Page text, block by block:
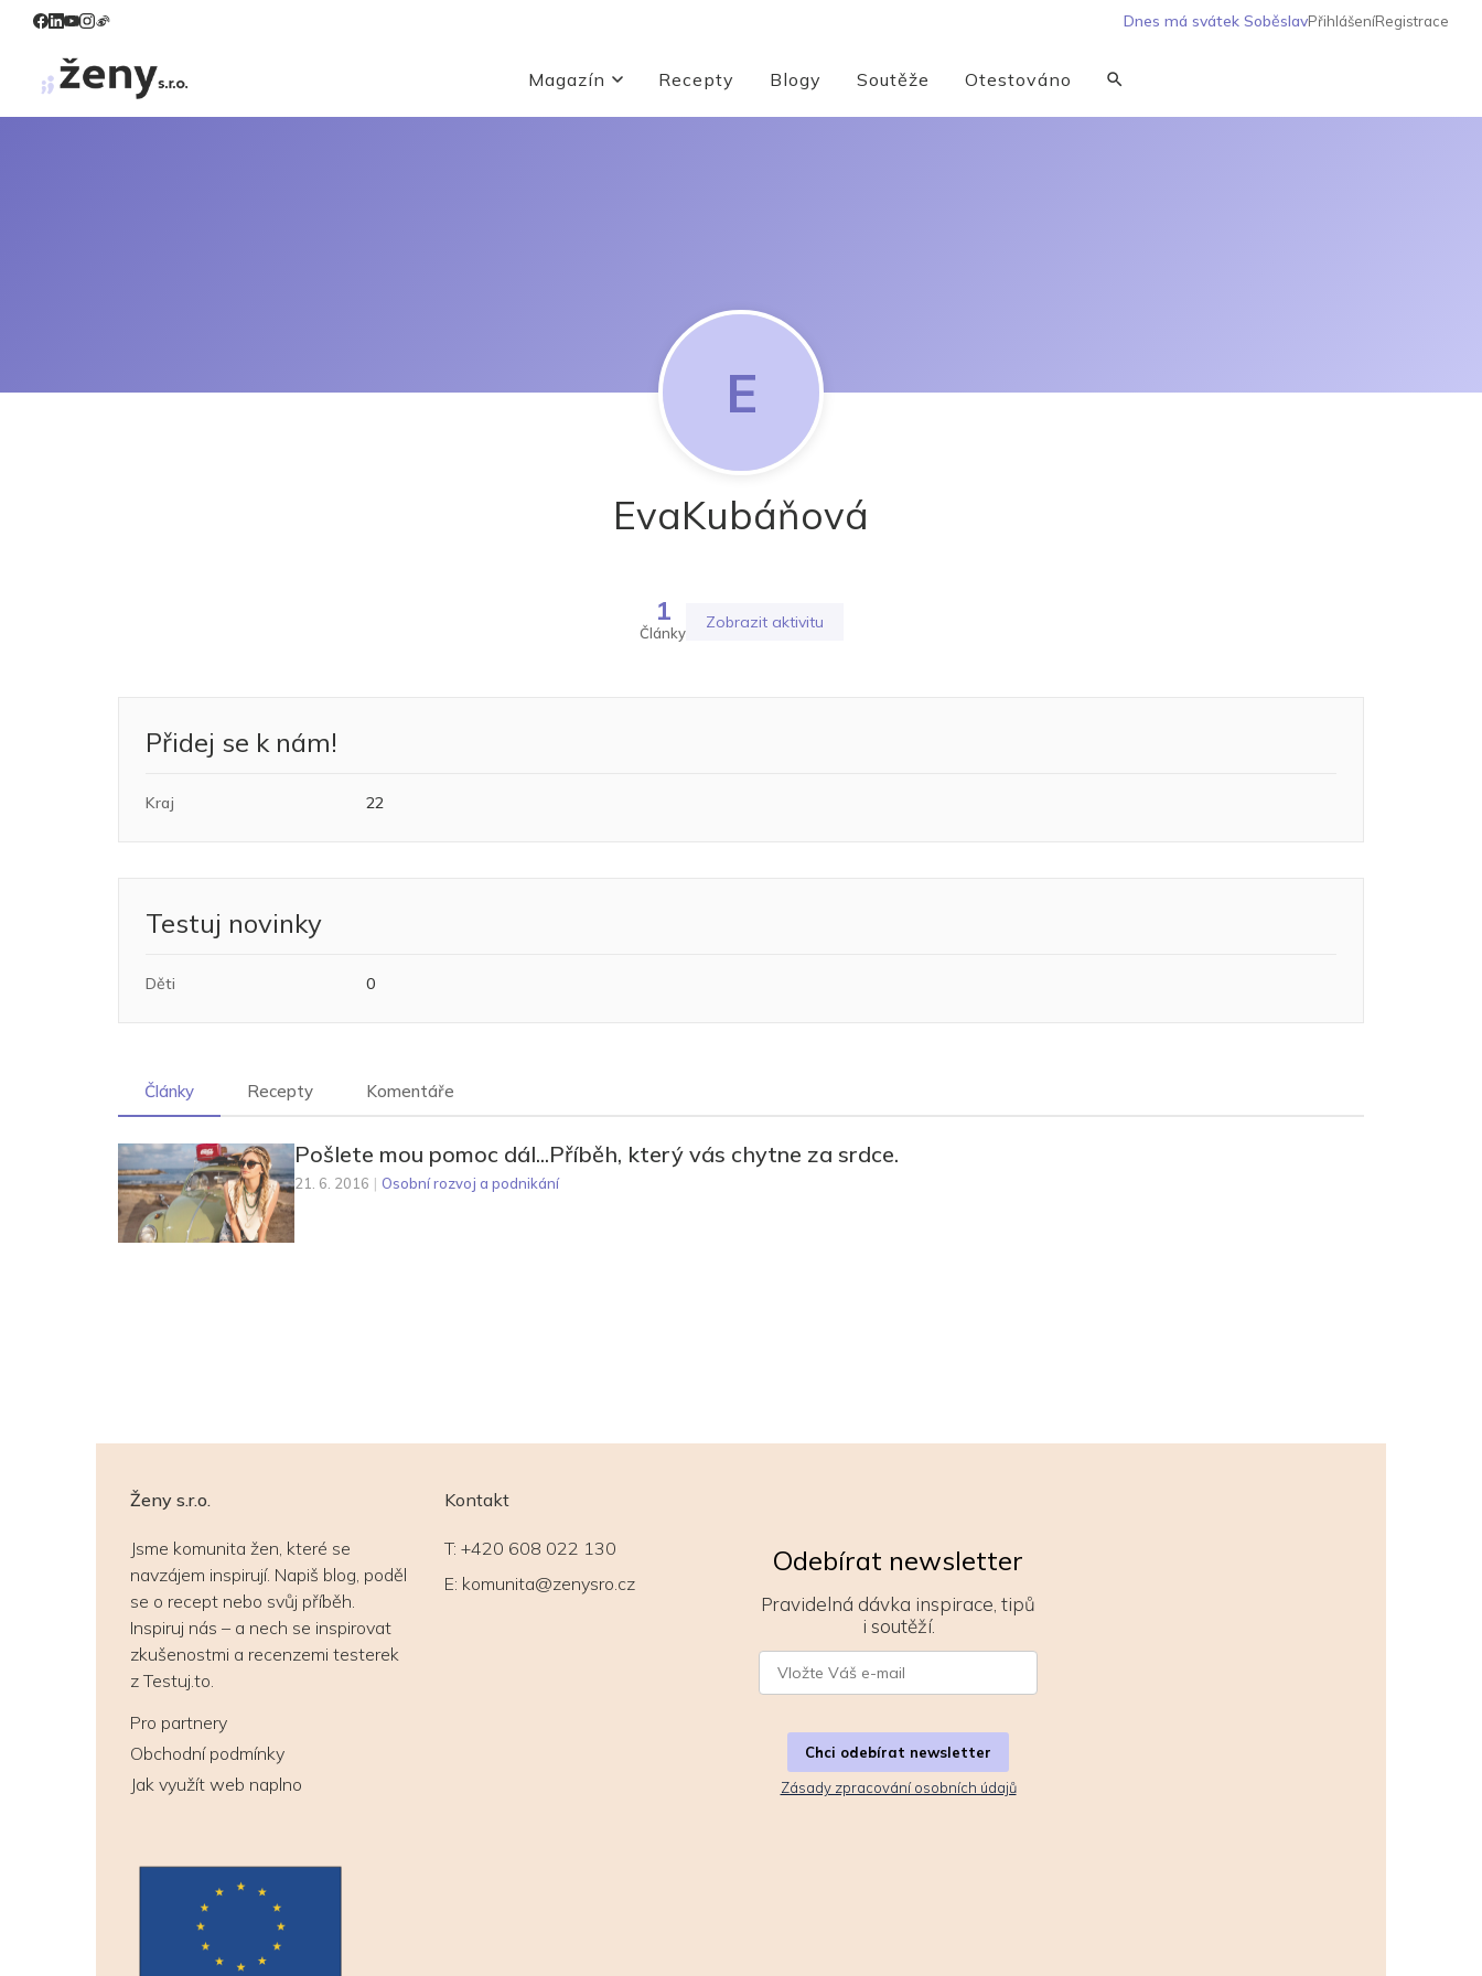
Dnes má svátek SoběslavPřihlášeníRegistrace
Magazín Recepty Blogy Soutěže Otestováno
E
EvaKubáňová
1
Články
Zobrazit aktivitu
Přidej se k nám!
Kraj 22
Testuj novinky
Děti 0
Články Recepty Komentáře
Pošlete mou pomoc dál...Příběh, který vás chytne za srdce.
21. 6. 2016 | Osobní rozvoj a podnikání
Ženy s.r.o.
Jsme komunita žen, které se
navzájem inspirují. Napiš blog, poděl
se o recept nebo svůj příběh.
Inspiruj nás – a nech se inspirovat
zkušenostmi a recenzemi testerek
z Testuj.to.
Pro partnery
Obchodní podmínky
Jak využít web naplno
Kontakt
T: +420 608 022 130
E: komunita@zenysro.cz
Odebírat newsletter
Pravidelná dávka inspirace, tipů
i soutěží.
Chci odebírat newsletter
Zásady zpracování osobních údajů